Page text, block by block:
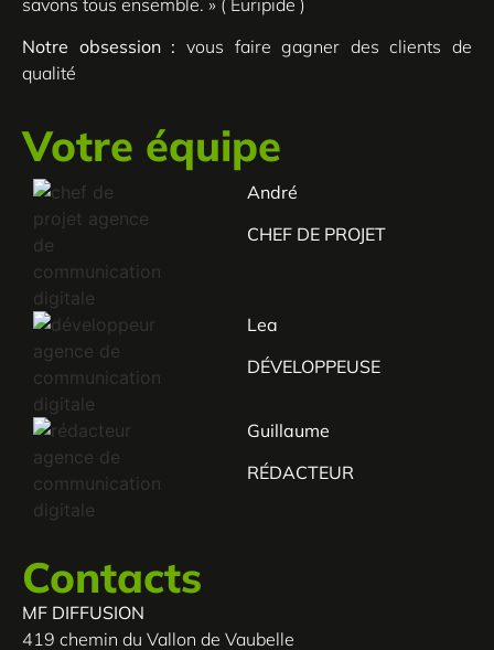
Notre obsession : vous faire gagner des clients de
qualité
Votre équipe
André
CHEF DE PROJET
Lea
DÉVELOPPEUSE
Guillaume
RÉDACTEUR
Contacts
MF DIFFUSION
419 chemin du Vallon de Vaubelle